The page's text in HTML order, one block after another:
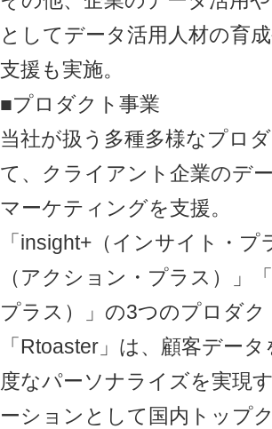
としてデータ活用人材の育
支援も実施。
■プロダクト事業
当社が扱う多種多様なプロ
て、クライアント企業のデ
マーケティングを支援。
「insight+（インサイト・プ
（アクション・プラス）」
プラス）」の3つのプロダ
「Rtoaster」は、顧客デー
度なパーソナライズを実現
ーションとして国内トップ